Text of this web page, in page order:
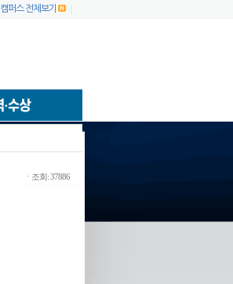
캠퍼스 전체보기
ㆍ조회: 37886